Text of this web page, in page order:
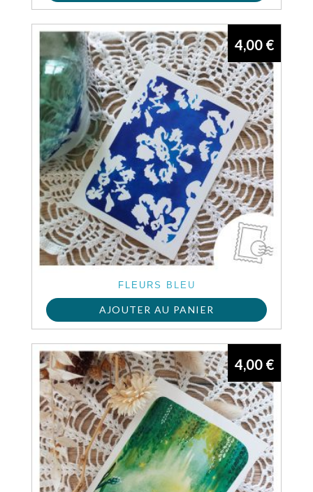
FLEURS BLEU
4,00 €
AJOUTER AU PANIER
4,00 €